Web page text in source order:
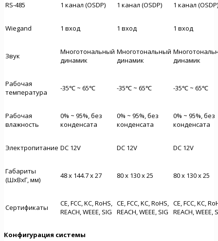
RS-485 1 канал (OSDP) 1 канал (OSDP) 1 канал (OSDP)
Wiegand 1 вход 1 вход 1 вход
Звук
Многотональный
динамик
Многотональный
динамик
динамик
Рабочая
температура
-35℃ ~ 65℃ -35℃ ~ 65℃ -35℃ ~ 65℃
Рабочая
влажность
0% ~ 95%, без
конденсата
0% ~ 95%, без
конденсата
0% ~ 95%, без
конденсата
Электропитание DC 12V DC 12V DC 12V
Габариты
(ШxВxГ, мм)
48 x 144.7 x 27 80 x 130 x 25 80 x 130 x 25
Сертификаты
CE, FCC, KC, RoHS,
REACH, WEEE, SIG
CE, FCC, KC, RoHS,
REACH, WEEE, SIG
CE, FCC, KC,
REACH, WEEE,
Конфигурация системы